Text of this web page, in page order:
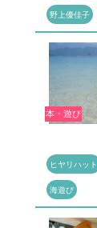
野上優佳子
本・遊び
ヒヤリハット
海遊び